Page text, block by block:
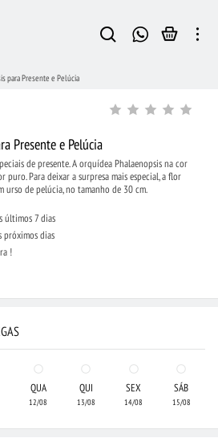
para Presente e Pelúcia
Presente e Pelúcia
de presente. A orquídea Phalaenopsis na cor
Para deixar a surpresa mais especial, a flor
urso de pelúcia, no tamanho de 30 cm.
últimos 7 dias
próximos dias
!
QUA
12/08
QUI
13/08
SEX
14/08
SÁB
15/08